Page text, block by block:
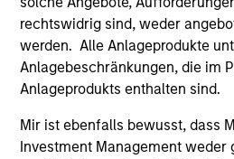
rechtswidrig sind, weder
werden. Alle Anlageprodukte
Anlagebeschränkungen, die im
Anlageprodukts enthalten sind.
Mir ist ebenfalls bewusst, dass
Investment Management weder
ALTS IN FOCUS